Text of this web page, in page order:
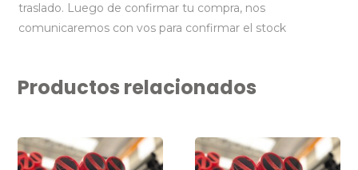
traslado. Luego de confirmar tu compra, nos
comunicaremos con vos para confirmar el stock
Productos relacionados